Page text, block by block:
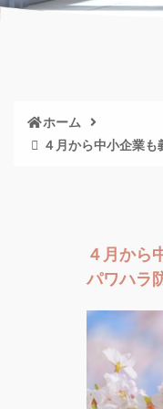
ホーム
４月から中小企業
４月から
パワハラ